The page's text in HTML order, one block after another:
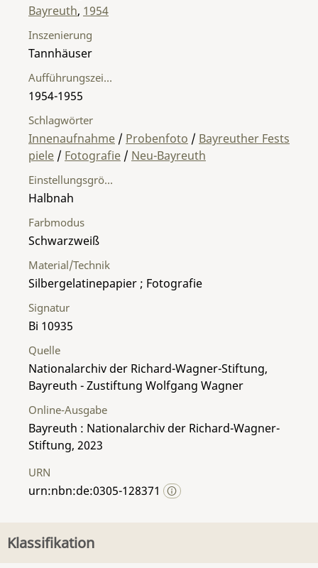
Bayreuth, 1954
Material/Technik
Silbergelatinepapier ; Fotografie
Einstellungsgröße
Halbnah
Farbmodus
Schwarzweiß
Inszenierung
Tannhäuser
Aufführungszeitraum
1954-1955
Signatur
Bi 10935
Quelle
Nationalarchiv der Richard-Wagner-Stiftung,
Bayreuth - Zustiftung Wolfgang Wagner
Schlagwörter
Innenaufnahme / Probenfoto / Bayreuther Fests
piele / Fotografie / Neu-Bayreuth
Online-Ausgabe
Bayreuth : Nationalarchiv der Richard-Wagner-
Stiftung, 2023
URN
urn:nbn:de:0305-128371
Klassifikation